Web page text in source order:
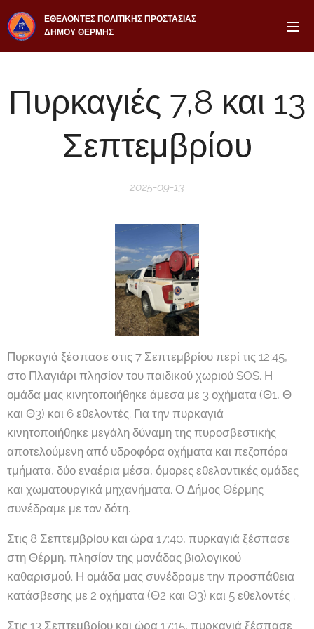
ΕΘΕΛΟΝΤΕΣ ΠΟΛΙΤΙΚΗΣ ΠΡΟΣΤΑΣΙΑΣ
ΔΗΜΟΥ ΘΕΡΜΗΣ
Πυρκαγιές 7,8 και 13
Σεπτεμβρίου
2025-09-13
Πυρκαγιά ξέσπασε στις 7 Σεπτεμβρίου περί τις 12:45,
στο Πλαγιάρι πλησίον του παιδικού χωριού SOS. Η
ομάδα μας κινητοποιήθηκε άμεσα με 3 οχήματα (Θ1, Θ
και Θ3) και 6 εθελοντές. Για την πυρκαγιά
κινητοποιήθηκε μεγάλη δύναμη της πυροσβεστικής
αποτελούμενη από υδροφόρα οχήματα και πεζοπόρα
τμήματα, δύο εναέρια μέσα, όμορες εθελοντικές ομάδες
και χωματουργικά μηχανήματα. Ο Δήμος Θέρμης
συνέδραμε με τον δότη.
Στις 8 Σεπτεμβρίου και ώρα 17:40, πυρκαγιά ξέσπασε
στη Θέρμη, πλησίον της μονάδας βιολογικού
καθαρισμού. Η ομάδα μας συνέδραμε την προσπάθεια
κατάσβεσης με 2 οχήματα (Θ2 και Θ3) και 5 εθελοντές .
Στις 13 Σεπτεμβρίου και ώρα 17:15, πυρκαγιά ξέσπασε